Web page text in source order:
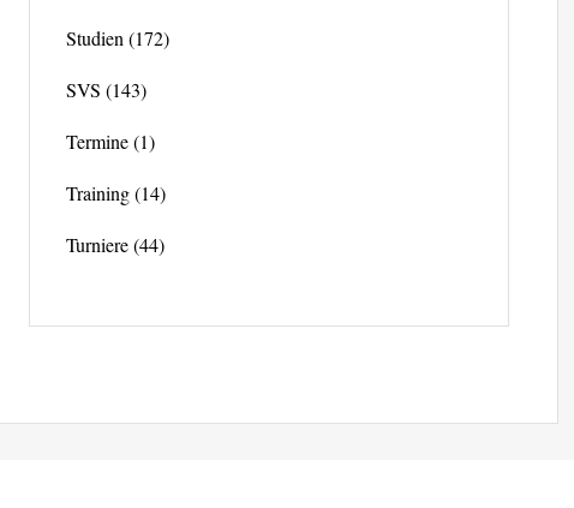
Studien (172)
SVS (143)
Termine(1)
Training(14)
Turniere(44)